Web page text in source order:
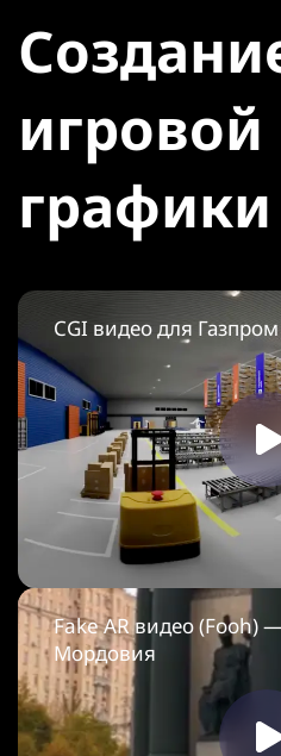
игровой
графики
CGI видео для
Fake AR видео (Fooh)
Мордовия